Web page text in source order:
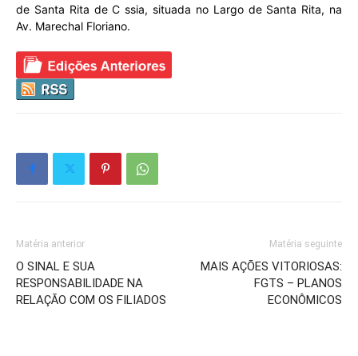
de Santa Rita de C ssia, situada no Largo de Santa Rita, na
Av. Marechal Floriano.
Matéria anterior
O SINAL E SUA
RESPONSABILIDADE NA
RELAÇÃO COM OS FILIADOS
Matéria seguinte
MAIS AÇÕES VITORIOSAS:
FGTS – PLANOS
ECONÔMICOS